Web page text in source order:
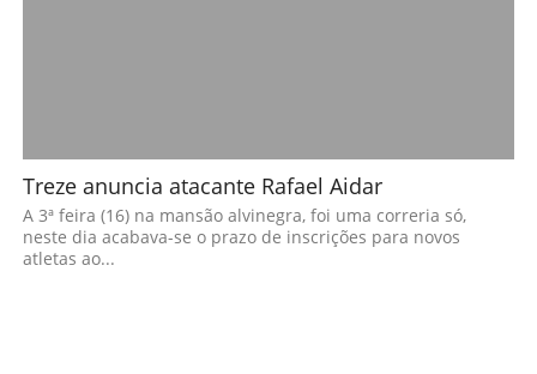
Treze anuncia atacante Rafael Aidar
A 3ª feira (16) na mansão alvinegra, foi uma correria só,
neste dia acabava-se o prazo de inscrições para novos
atletas ao...